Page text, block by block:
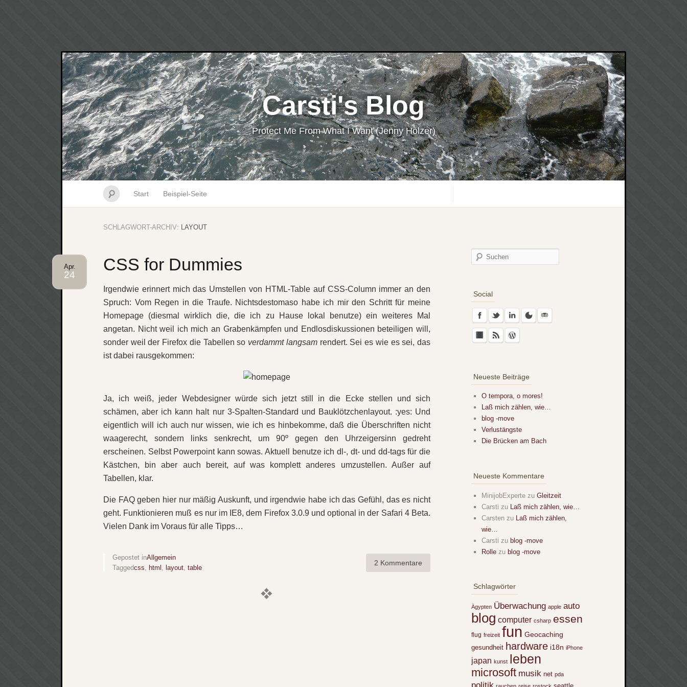
Carsti's Blog
Protect Me From What I Want (Jenny Holzer)
Start Beispiel-Seite
SCHLAGWORT-ARCHIV: LAYOUT
CSS for Dummies
Apr.
24
Irgendwie erinnert mich das Umstellen von HTML-Table auf CSS-Column immer an den
Spruch: Vom Regen in die Traufe. Nichtsdestomaso habe ich mir den Schritt für meine
Homepage (diesmal wirklich die, die ich zu Hause lokal benutze) ein weiteres Mal
angetan. Nicht weil ich mich an Grabenkämpfen und Endlosdiskussionen beteiligen will,
sonder weil der Firefox die Tabellen so verdammt langsamrendert. Sei es wie es sei, das
ist dabei rausgekommen:
Ja, ich weiß, jeder Webdesigner würde sich jetzt still in die Ecke stellen und sich
schämen, aber ich kann halt nur 3-Spalten-Standard und Bauklötzchenlayout. :yes: Und
eigentlich will ich auch nur wissen, wie ich es hinbekomme, daß die Überschriften nicht
waagerecht, sondern links senkrecht, um 90º gegen den Uhrzeigersinn gedreht
erscheinen. Selbst Powerpoint kann sowas. Aktuell benutze ich dl-, dt- und dd-tags für die
Kästchen, bin aber auch bereit, auf was komplett anderes umzustellen. Außer auf
Tabellen, klar.
Die FAQ geben hier nur mäßig Auskunft, und irgendwie habe ich das Gefühl, das es nicht
geht. Funktionieren muß es nur im IE8, dem Firefox 3.0.9 und optional in der Safari 4 Beta.
Vielen Dank im Voraus für alle Tipps…
2 Kommentare
Gepostet inAllgemein
Taggedcss html layout table
Social
Neueste Beiträge
O tempora, o mores!
Laß mich zählen, wie…
blog -move
Verlustängste
Die Brücken am Bach
Neueste Kommentare
MinijobExperte zu Gleitzeit
Carsti zu Laß mich zählen, wie…
Carsten zu Laß mich zählen,
wie…
Carsti zu blog -move
Rolle zu blog -move
Schlagwörter
Ägypten Überwachung apple auto
blog computer csharp essen
flug freizeit fun Geocaching
gesundheit hardware i18n iPhone
japan kunst leben
microsoft musik net pda